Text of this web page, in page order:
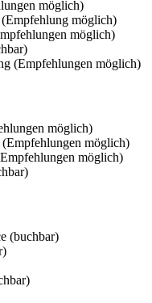
möglich)
möglich)
möglich)
(Empfehlungen möglich)
möglich)
möglich)
möglich)
(buchbar)